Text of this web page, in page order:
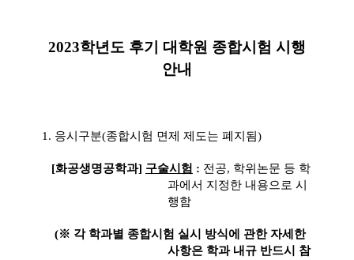
2023학년도 후기 대학원 종합시험 시행
안내
1. 응시구분(종합시험 면제 제도는 폐지됨)
[화공생명공학과] 구술시험 : 전공, 학위논문 등 학
과에서 지정한 내용으로 시
행함
(※ 각 학과별 종합시험 실시 방식에 관한 자세한
사항은 학과 내규 반드시 참